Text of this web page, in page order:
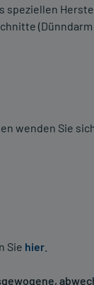
wenden Sie
Sie hier